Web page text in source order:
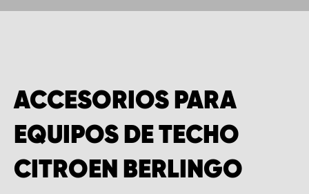
ACCESORIOS PARA
EQUIPOS DE TECHO
CITROEN BERLINGO